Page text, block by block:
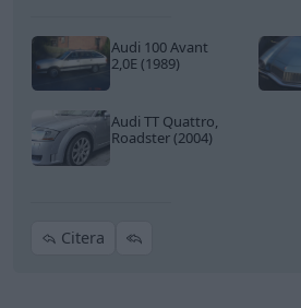
Audi 100 Avant
2,0E (1989)
Audi TT Quattro,
Roadster (2004)
Citera